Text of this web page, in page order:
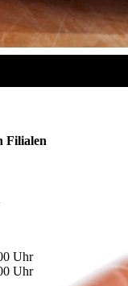
Filialen
Uhr
Uhr